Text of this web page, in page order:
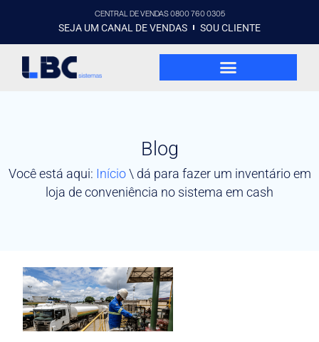
CENTRAL DE VENDAS 0800 760 0305
SEJA UM CANAL DE VENDAS SOU CLIENTE
Blog
Você está aqui: Início\ dá para fazer um inventário em
loja de conveniência no sistema em cash